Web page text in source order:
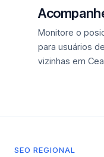
Monitore o
para usuários
vizinhas em
SEO REGIONAL